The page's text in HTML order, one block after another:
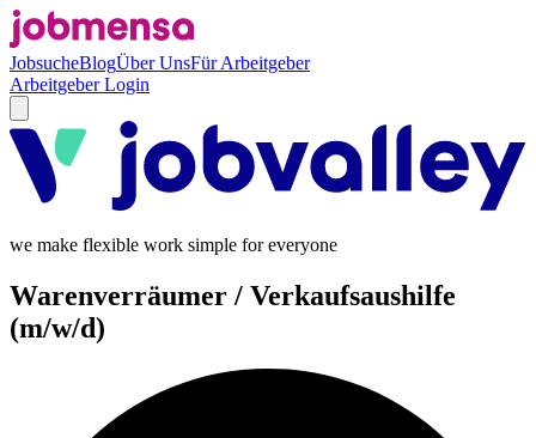
JobsucheBlogÜber UnsFür Arbeitgeber
Arbeitgeber Login
we make flexible work simple for everyone
Warenverräumer / Verkaufsaushilfe
(m/w/d)